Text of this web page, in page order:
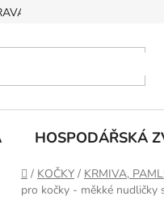
A PLATBY
HOSPODÁŘSKÁ
D
o
/ KOČKY / KRMIVA,
pro kočky - měkké nudličky